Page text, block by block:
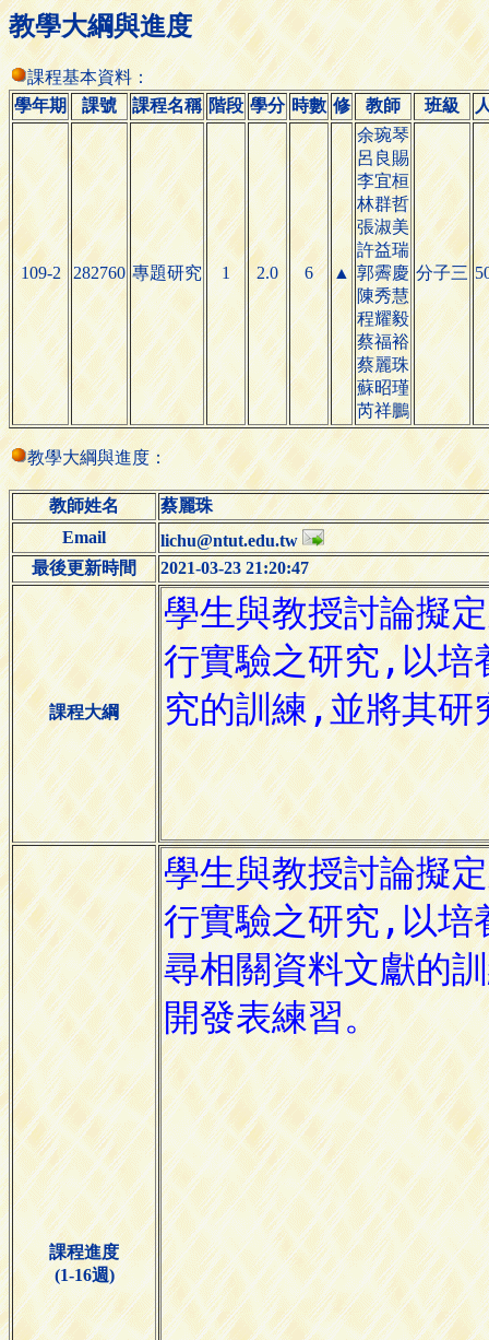
教學大綱與進度
課程基本資料：
學年期
課號 課程名稱 階段 學分 時數 修 教師 班級
109-2 282760 專題研究 1 2.0 6 ▲
余琬琴
呂良賜
李宜桓
林群哲
張淑美
許益瑞
郭霽慶
陳秀慧
程耀毅
蔡福裕
蔡麗珠
蘇昭瑾
芮祥鵬
分子三
教學大綱與進度：
教師姓名
蔡麗珠
Email
lichu@ntut.edu.tw
最後更新時間
2021-03-23 21:20:47
課程大綱
課程進度
(1-16週)